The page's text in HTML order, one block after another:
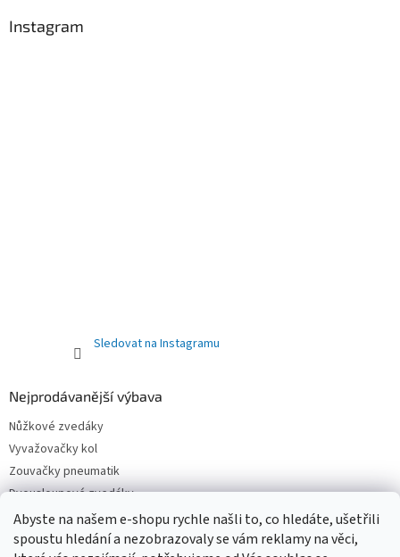
Abyste na našem e-shopu rychle našli to, co hledáte, ušetřili
spoustu hledání a nezobrazovaly se vám reklamy na věci,
Instagram
Sledovat na Instagramu
Nejprodávanější výbava
Nůžkové zvedáky
Vyvažovačky kol
Zouvačky pneumatik
Dvousloupové zvedáky
Pneuservisní sety
Čtyřsloupové zvedáky